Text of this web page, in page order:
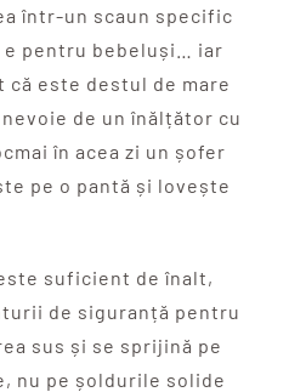
într-un scaun specific
e pentru bebeluși… iar
este destul de mare
de un înălțător cu
în acea zi un șofer
pe o pantă și lovește
suficient de înalt,
de siguranță pentru
sus și se sprijină pe
nu pe șoldurile solide